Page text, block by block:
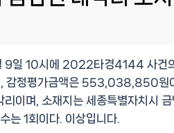
일 10시에 2022타경4144 사건의
정평가금액은 553,038,850원
이며, 소재지는 세종특별자치시
는 1회이다. 이상입니다.